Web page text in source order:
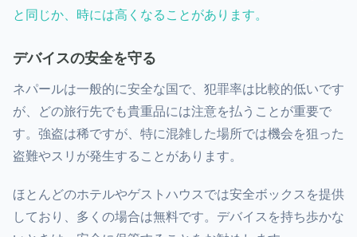
と同じか、時には高くなることがあります。
デバイスの安全を守る
ネパールは一般的に安全な国で、犯罪率は比較的低いです
が、どの旅行先でも貴重品には注意を払うことが重要で
す。強盗は稀ですが、特に混雑した場所では機会を狙った
盗難やスリが発生することがあります。
ほとんどのホテルやゲストハウスでは安全ボックスを提供
しており、多くの場合は無料です。デバイスを持ち歩かな